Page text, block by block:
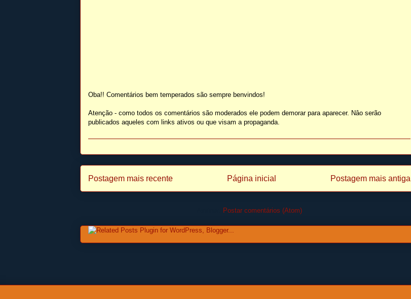
Oba!! Comentários bem temperados são sempre benvindos!
Atenção - como todos os comentários são moderados ele podem demorar para aparecer. Nâo serão
publicados aqueles com links ativos ou que visam a propaganda.
Postagem mais recente Postagem mais antiga
Página inicial
Postar comentários (Atom)